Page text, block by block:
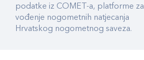
podatke iz COMET-a, platforme za
vođenje nogometnih natjecanja
Hrvatskog nogometnog saveza.